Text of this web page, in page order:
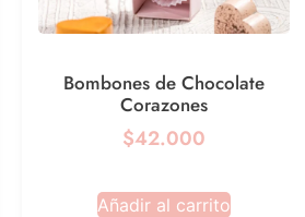
Bombones de Chocolate
Corazones
$42.000
Añadir al carrito